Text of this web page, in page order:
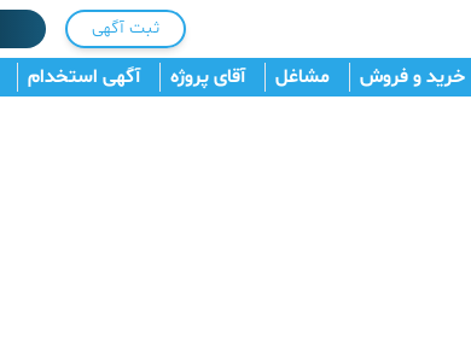
ثبت آگهی
خرید و فروش مشاغل آقای پروژه آگهی استخدام